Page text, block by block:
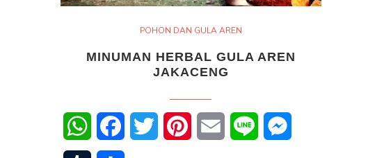
POHON DAN GULA AREN
MINUMAN HERBAL GULA AREN
JAKACENG
WhatsAppFacebookTwitter PinterestEmail Line